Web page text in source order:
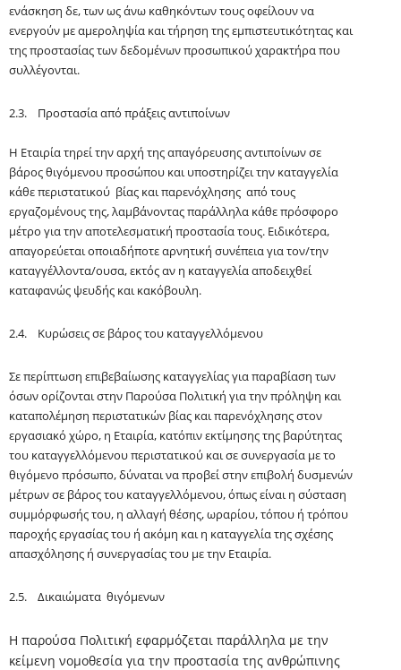
ενάσκηση δε, των ως άνω καθηκόντων τους οφείλουν να
ενεργούν με αμεροληψία και τήρηση της εμπιστευτικότητας και
της προστασίας των δεδομένων προσωπικού χαρακτήρα που
συλλέγονται.
2.3. Προστασία από πράξεις αντιποίνων
Η Εταιρία τηρεί την αρχή της απαγόρευσης αντιποίνων σε
βάρος θιγόμενου προσώπου και υποστηρίζει την καταγγελία
κάθε περιστατικού βίας και παρενόχλησης από τους
εργαζομένους της, λαμβάνοντας παράλληλα κάθε πρόσφορο
μέτρο για την αποτελεσματική προστασία τους. Ειδικότερα,
απαγορεύεται οποιαδήποτε αρνητική συνέπεια για τον/την
καταγγέλλοντα/ουσα, εκτός αν η καταγγελία αποδειχθεί
καταφανώς ψευδής και κακόβουλη.
2.4. Κυρώσεις σε βάρος του καταγγελλόμενου
Σε περίπτωση επιβεβαίωσης καταγγελίας για παραβίαση των
όσων ορίζονται στην Παρούσα Πολιτική για την πρόληψη και
καταπολέμηση περιστατικών βίας και παρενόχλησης στον
εργασιακό χώρο, η Εταιρία, κατόπιν εκτίμησης της βαρύτητας
του καταγγελλόμενου περιστατικού και σε συνεργασία με το
θιγόμενο πρόσωπο, δύναται να προβεί στην επιβολή δυσμενών
μέτρων σε βάρος του καταγγελλόμενου, όπως είναι η σύσταση
συμμόρφωσής του, η αλλαγή θέσης, ωραρίου, τόπου ή τρόπου
παροχής εργασίας του ή ακόμη και η καταγγελία της σχέσης
απασχόλησης ή συνεργασίας του με την Εταιρία.
2.5. Δικαιώματα θιγόμενων
Η παρούσα Πολιτική εφαρμόζεται παράλληλα με την
κείμενη νομοθεσία για την προστασία της ανθρώπινης